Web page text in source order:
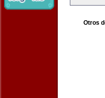
Otros